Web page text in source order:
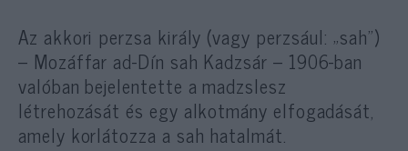
Az akkori perzsa király (vagy perzsául: „sah”)
– Mozáffar ad-Dín sah Kadzsár – 1906-ban
valóban bejelentette a madzslesz
létrehozását és egy alkotmány elfogadását,
amely korlátozza a sah hatalmát.